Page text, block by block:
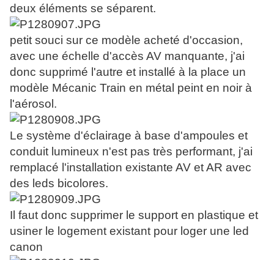
deux éléments se séparent.
petit souci sur ce modèle acheté d'occasion,
avec une échelle d'accès AV manquante, j'ai
donc supprimé l'autre et installé à la place un
modèle Mécanic Train en métal peint en noir à
l'aérosol.
Le système d'éclairage à base d'ampoules et
conduit lumineux n'est pas très performant, j'ai
remplacé l'installation existante AV et AR avec
des leds bicolores.
Il faut donc supprimer le support en plastique et
usiner le logement existant pour loger une led
canon